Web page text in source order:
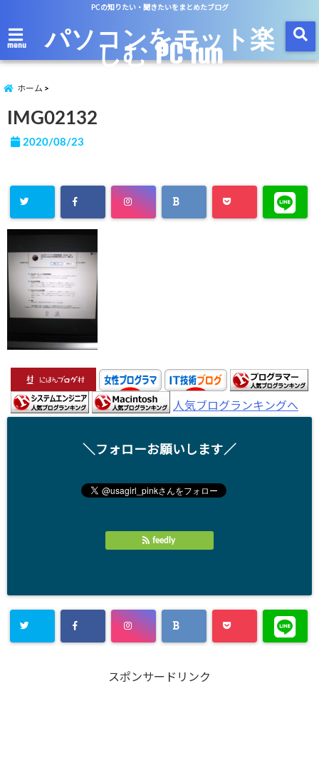
PCの知りたい・聞きたいをまとめたブログ
menu パソコンをモット楽
しむ PC fun
ホーム
IMG02132
2020/08/23
人気ブログランキングへ
＼フォローお願いします／
feedly
スポンサードリンク